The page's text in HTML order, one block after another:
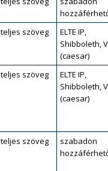
teljes szöveg
ELTE IP,
Shibboleth,
(caesar)
teljes szöveg
ELTE IP,
Shibboleth,
(caesar)
teljes szöveg
szabadon